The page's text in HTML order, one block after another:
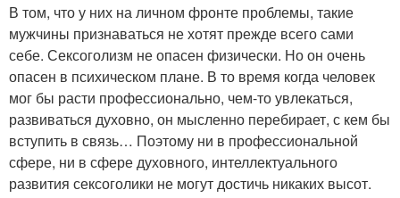
В том, что у них на личном фронте проблемы, такие
мужчины признаваться не хотят прежде всего сами
себе. Сексоголизм не опасен физически. Но он очень
опасен в психическом плане. В то время когда человек
мог бы расти профессионально, чем-то увлекаться,
развиваться духовно, он мысленно перебирает, с кем бы
вступить в связь… Поэтому ни в профессиональной
сфере, ни в сфере духовного, интеллектуального
развития сексоголики не могут достичь никаких высот.